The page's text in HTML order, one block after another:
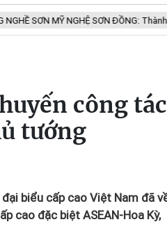
SƠN MỸ NGHỆ SƠN ĐỒNG: Thành
công tác
tướng
biểu cấp cao Việt Nam đã
cao đặc biệt ASEAN-Hoa Kỳ,